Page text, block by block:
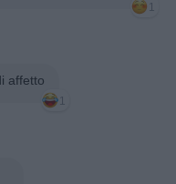
1
affetto
1